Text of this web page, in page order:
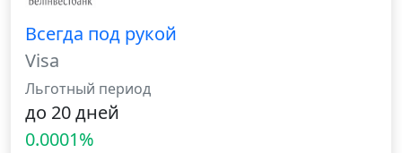
Всегда под рукой
Visa
Льготный период
до 20 дней
0.0001%